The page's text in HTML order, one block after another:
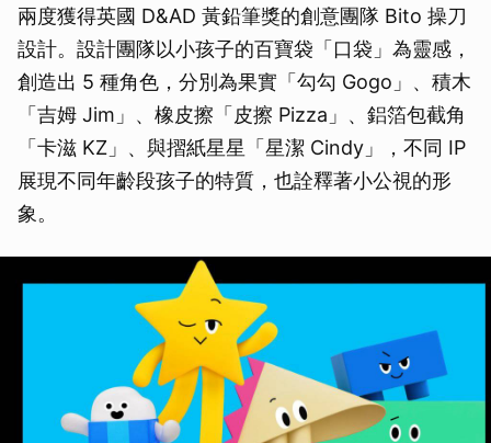
兩度獲得英國 D&AD 黃鉛筆獎的創意團隊 Bito 操刀
設計。設計團隊以小孩子的百寶袋「口袋」為靈感，
創造出 5 種角色，分別為果實「勾勾 Gogo」、積木
「吉姆 Jim」、橡皮擦「皮擦 Pizza」、鋁箔包截角
「卡滋 KZ」、與摺紙星星「星潔 Cindy」，不同 IP
展現不同年齡段孩子的特質，也詮釋著小公視的形
象。